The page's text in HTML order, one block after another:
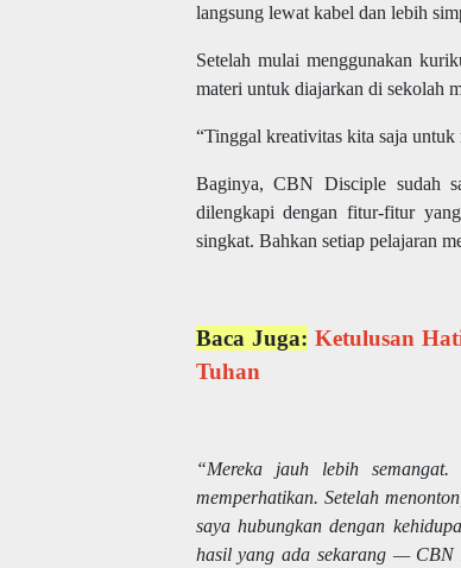
langsung lewat kabel dan lebih
Setelah mulai menggunakan
materi untuk diajarkan di sekolah
“Tinggal kreativitas kita saja untuk
Baginya, CBN Disciple sudah
dilengkapi dengan fitur-fitur
singkat. Bahkan setiap pelajaran
Baca Juga: Ketulusan
Tuhan
“Mereka jauh lebih
memperhatikan. Setelah
saya hubungkan dengan
hasil yang ada sekarang — CBN